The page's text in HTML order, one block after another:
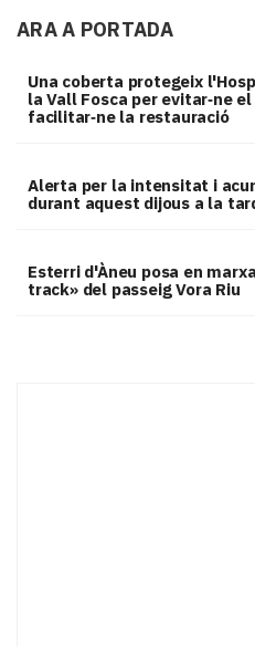
ARA A PORTADA
Una coberta protegeix
la Vall Fosca per evitar‑ne
facilitar‑ne la restauració
Alerta per la intensitat i
durant aquest dijous a la
Esterri d'Àneu posa en
track» del passeig Vora Riu